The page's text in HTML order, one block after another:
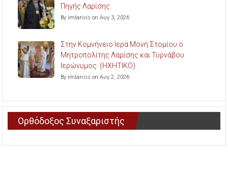
Πηγής Λαρίσης.
By imlarisis on Αυγ 3, 2026
Στην Κομνήνειο Ιερά Μονή Στομίου ο
Μητροπολίτης Λαρίσης και Τυρνάβου
Ιερώνυμος. (ΗΧΗΤΙΚΟ)
By imlarisis on Αυγ 2, 2026
Ορθόδοξος Συναξαριστής